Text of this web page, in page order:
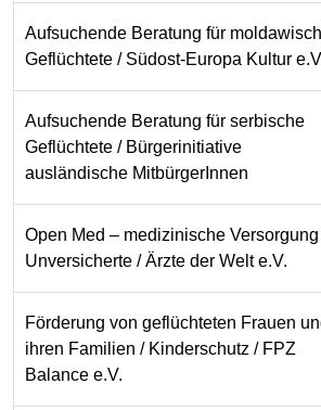
Aufsuchende Beratung für
Geflüchtete / Südost-Europa Kultur
Aufsuchende Beratung für serbische
Geflüchtete / Bürgerinitiative
ausländische MitbürgerInnen
Open Med – medizinische
Unversicherte / Ärzte der Welt e.V.
Förderung von geflüchteten Frauen
ihren Familien / Kinderschutz / FPZ
Balance e.V.